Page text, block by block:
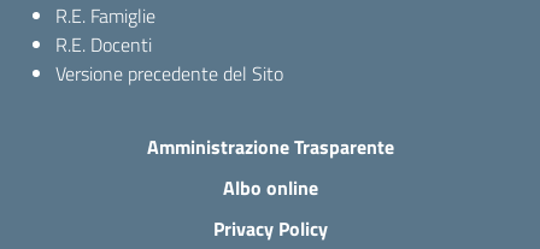
R.E. Famiglie
R.E. Docenti
Versione precedente del Sito
Amministrazione Trasparente
Albo online
Privacy Policy